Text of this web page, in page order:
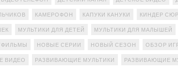
КАМЕРОФОН КАПУКИ КАНУКИ КИНДЕР
МУЛЬТИКИ ДЛЯ ДЕТЕЙ МУЛЬТИКИ ДЛЯ МАЛЫШЕЙ
НОВЫЕ СЕРИИ НОВЫЙ СЕЗОН ОБЗОР
ВИДЕО РАЗВИВАЮЩИЕ МУЛЬТИКИ РАЗВИВАЮЩИЕ